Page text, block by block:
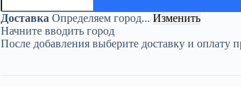
«Я
контролирую
судьбу
с
три
Доставка Определяем город... Изменить
Начните вводить город
После добавления выберите доставку и оплату